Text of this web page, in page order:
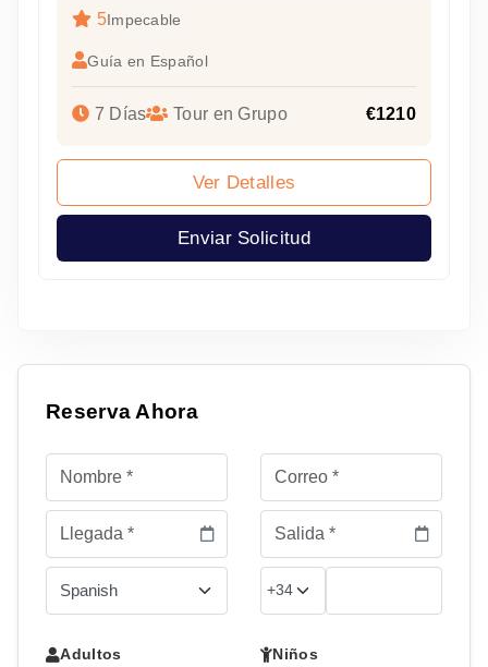
5Impecable
Guía en Español
7 Días Tour en Grupo €1210
Ver Detalles
Enviar Solicitud
Reserva Ahora
Adultos Niños